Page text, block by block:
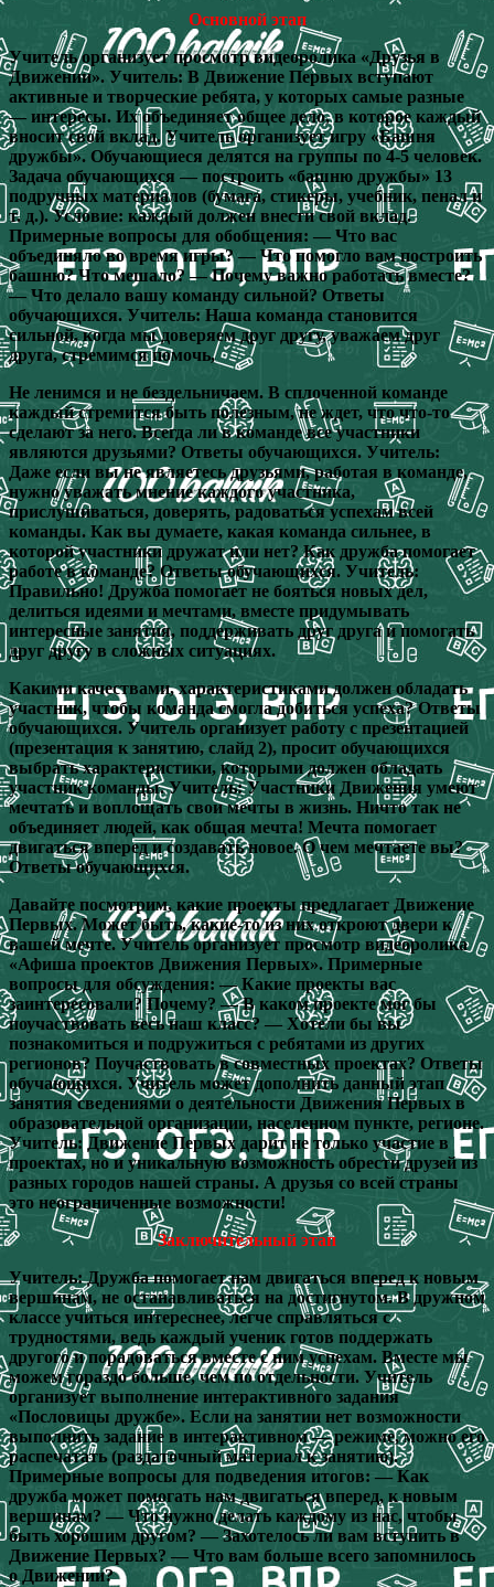
Основной этап
Учитель организует просмотр видеоролика «Друзья в
Движении». Учитель: В Движение Первых вступают
активные и творческие ребята, у которых самые разные
— интересы. Их объединяет общее дело, в которое каждый
вносит свой вклад. Учитель организует игру «Башня
дружбы». Обучающиеся делятся на группы по 4-5 человек.
Задача обучающихся — построить «башню дружбы» 13
подручных материалов (бумага, стикеры, учебник, пенал и
т. д.). Условие: каждый должен внести свой вклад.
Примерные вопросы для обобщения: — Что вас
объединяло во время игры? — Что помогло вам построить
башню? Что мешало? — Почему важно работать вместе?
— Что делало вашу команду сильной? Ответы
обучающихся. Учитель: Наша команда становится
сильной, когда мы доверяем друг другу, уважаем друг
друга, стремимся помочь,
Не ленимся и не бездельничаем. B сплоченной команде
каждый стремится быть полезным, не ждет, что что-то
сделают за него. Всегда ли в команде все участники
являются друзьями? Ответы обучающихся. Учитель:
Даже если вы не являетесь друзьями, работая в команде,
нужно уважать мнение каждого участника,
прислушиваться, доверять, радоваться успехам всей
команды. Как вы думаете, какая команда сильнее, в
которой участники дружат или нет? Как дружба помогает
работе в команде? Ответы обучающихся. Учитель:
Правильно! Дружба помогает не бояться новых дел,
делиться идеями и мечтами, вместе придумывать
интересные занятия, поддерживать друг друга и помогать
друг другу в сложных ситуациях.
Какими качествами, характеристиками должен обладать
участник, чтобы команда смогла добиться успеха? Ответы
обучающихся. Учитель организует работу с презентацией
(презентация к занятию, слайд 2), просит обучающихся
выбрать характеристики, которыми должен обладать
участник команды. Учитель: Участники Движения умеют
мечтать и воплощать свои мечты в жизнь. Ничто так не
объединяет людей, как общая мечта! Мечта помогает
двигаться вперед и создавать новое. О чем мечтаете вы?
Ответы обучающихся.
Давайте посмотрим, какие проекты предлагает Движение
Первых. Может быть, какие-то из них откроют двери к
вашей мечте. Учитель организует просмотр видеоролика
«Афиша проектов Движения Первых». Примерные
вопросы для обсуждения: — Какие проекты вас
заинтересовали? Почему? — В каком проекте мог бы
поучаствовать весь наш класс? — Хотели бы вы
познакомиться и подружиться с ребятами из других
регионов? Поучаствовать в совместных проектах? Ответы
обучающихся. Учитель может дополнить данный этап
занятия сведениями о деятельности Движения Первых в
образовательной организации, населенном пункте, регионе.
Учитель: Движение Первых дарит не только участие в
проектах, но и уникальную возможность обрести друзей из
разных городов нашей страны. А друзья со всей страны
это неограниченные возможности!
Заключительный этап
Учитель: Дружба помогает нам двигаться вперед к новым
вершинам, не останавливаться на достигнутом. В дружном
классе учиться интереснее, легче справляться с
трудностями, ведь каждый ученик готов поддержать
другого и порадоваться вместе с ним успехам. Вместе мы
можем гораздо больше, чем по отдельности. Учитель
организует выполнение интерактивного задания
«Пословицы дружбе». Если на занятии нет возможности
выполнить задание в интерактивном — режиме, можно его
распечатать (раздаточный материал к занятию).
Примерные вопросы для подведения итогов: — Как
дружба может помогать нам двигаться вперед, к новым
вершинам? — Что нужно делать каждому из нас, чтобы
быть хорошим другом? — Захотелось ли вам вступить в
Движение Первых? — Что вам больше всего запомнилось
о Движении?